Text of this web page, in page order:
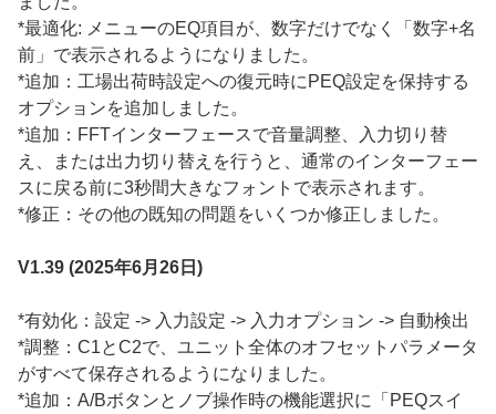
*最適化: メニューのEQ項目が、数字だけでなく「数字+名
前」で表示されるようになりました。
*追加：工場出荷時設定への復元時にPEQ設定を保持する
オプションを追加しました。
*追加：FFTインターフェースで音量調整、入力切り替
え、または出力切り替えを行うと、通常のインターフェー
スに戻る前に3秒間大きなフォントで表示されます。
*修正：その他の既知の問題をいくつか修正しました。
V1.39 (2025年6月26日)
*有効化：設定 -> 入力設定 -> 入力オプション -> 自動検出
*調整：C1とC2で、ユニット全体のオフセットパラメータ
がすべて保存されるようになりました。
*追加：A/Bボタンとノブ操作時の機能選択に「PEQスイ